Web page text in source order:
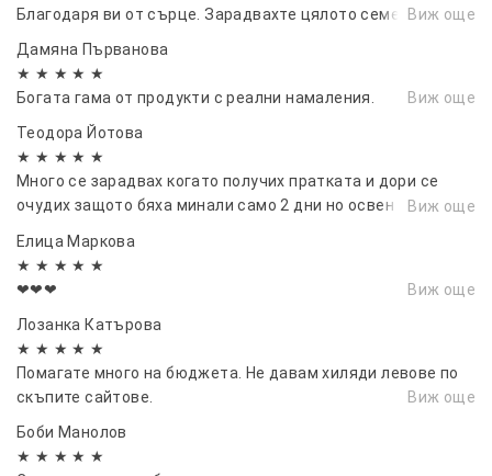
.
Камера
Мрежови връзки
2G, Bluetooth
Функции
Тип SIM
350 mAh
Размер на продукта
Благодаря ви от сърце. Зарадвахте цялото семейство.
Виж още
Дамяна Първанова
★ ★ ★ ★ ★
Богата гама от продукти с реални намаления.
Виж още
Теодора Йотова
★ ★ ★ ★ ★
Много се зарадвах когато получих пратката и дори се
очудих защото бяха минали само 2 дни но освен бързата
надмина очакванията ми.
Виж още
Елица Маркова
★ ★ ★ ★ ★
❤❤❤
Виж още
Лозанка Катърова
★ ★ ★ ★ ★
Помагате много на бюджета. Не давам хиляди левове по
скъпите сайтове.
Виж още
Боби Манолов
★ ★ ★ ★ ★